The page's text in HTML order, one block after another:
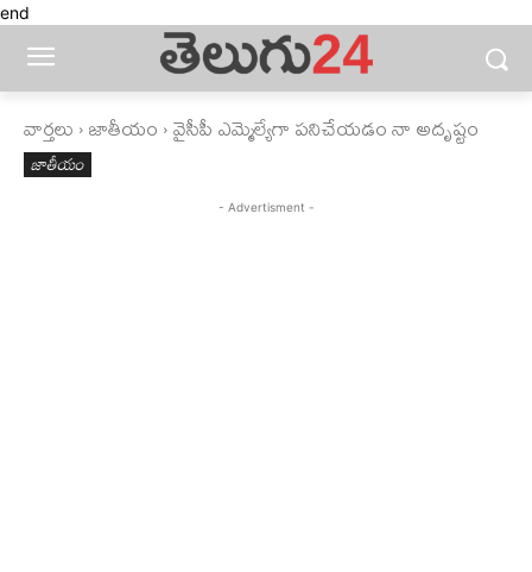
end
వార్తలు జాతీయం వైసీపీ ఎమ్మెల్యేగా పనిచేయడం నా అదృష్టం
జాతీయం
- Advertisment -